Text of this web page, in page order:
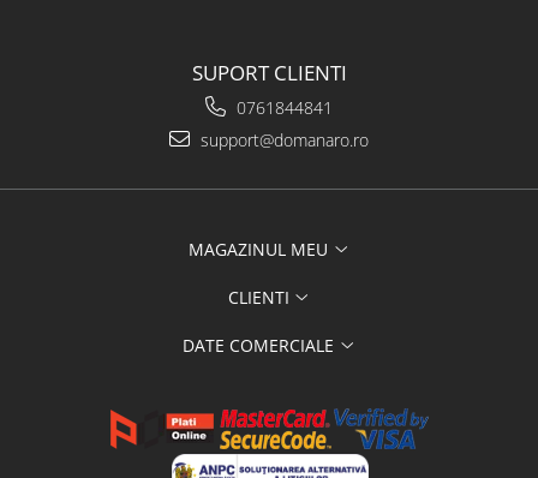
SUPORT CLIENTI
0761844841
support@domanaro.ro
MAGAZINUL MEU
CLIENTI
DATE COMERCIALE